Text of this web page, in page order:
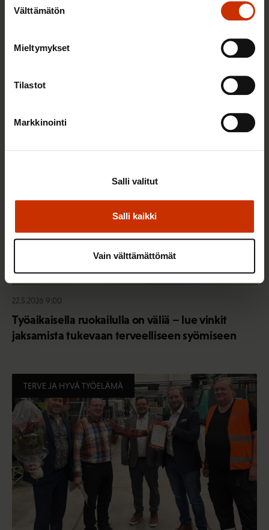
valinta
Välttämätön
Mieltymykset
Tilastot
Markkinointi
Salli kaikki
Salli valitut
Vain välttämättömät
2.6.2026 11:00
hyvinvoiva työelämä on yhteinen asia
22.5.2026 9:00
Työaikaisella ruokailulla on väliä – lue vinkit
jaksamista tukevaan terveelliseen syömiseen
TERVE JA HYVÄ TYÖELÄMÄ